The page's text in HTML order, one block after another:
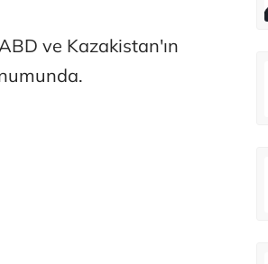
ve Kazakistan'ın
Zafer Şahin